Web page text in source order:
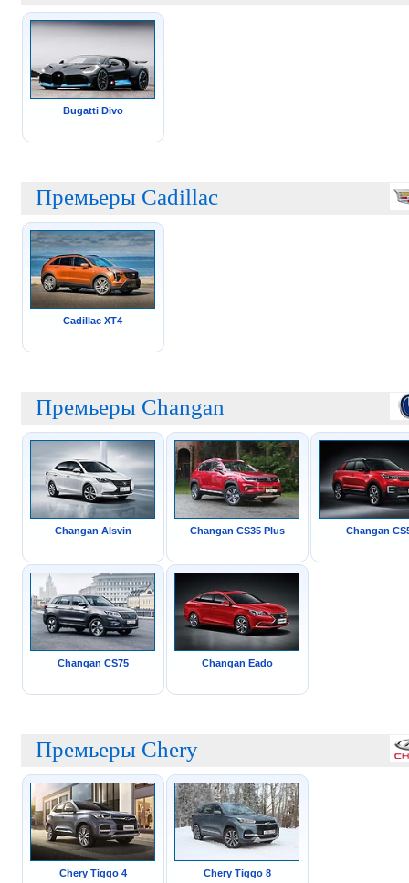
Bugatti Divo
Премьеры Cadillac
Cadillac XT4
Премьеры Changan
Changan Alsvin Changan CS35 Plus Changan
Changan CS75 Changan Eado
Премьеры Chery
Chery Tiggo 4 Chery Tiggo 8